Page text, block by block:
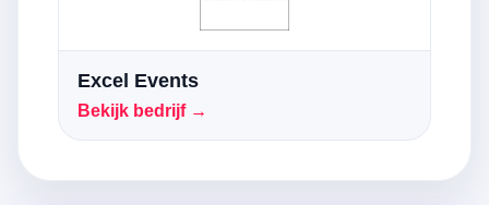
Excel Events
Bekijk bedrijf →